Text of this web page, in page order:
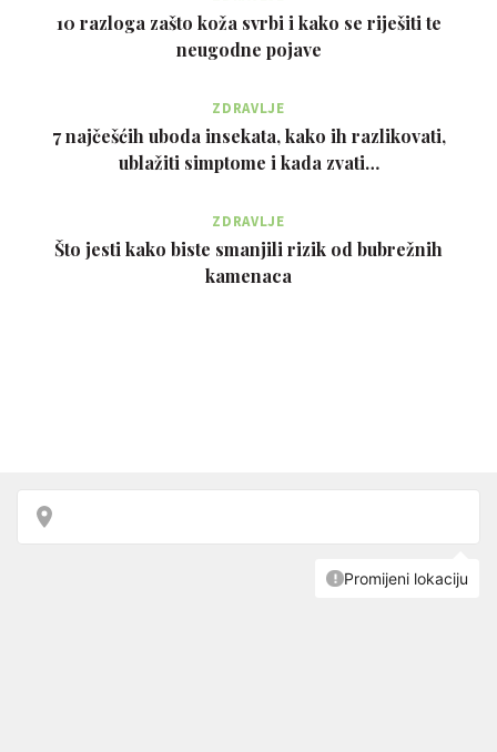
10 razloga zašto koža svrbi i kako se riješiti te
neugodne pojave
ZDRAVLJE
7 najčešćih uboda insekata, kako ih razlikovati,
ublažiti simptome i kada zvati…
ZDRAVLJE
Što jesti kako biste smanjili rizik od bubrežnih
kamenaca